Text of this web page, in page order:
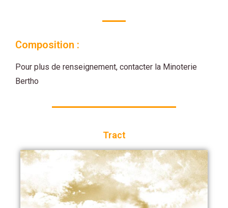
Composition :
Pour plus de renseignement, contacter la Minoterie
Bertho
Tract